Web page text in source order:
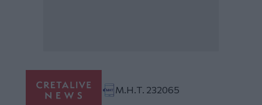
Μ.Η.Τ. 232065